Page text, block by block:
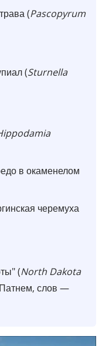
(Pascopyrum
(Sturnella
в окаменелом
черемуха
(North Dakota
слов —